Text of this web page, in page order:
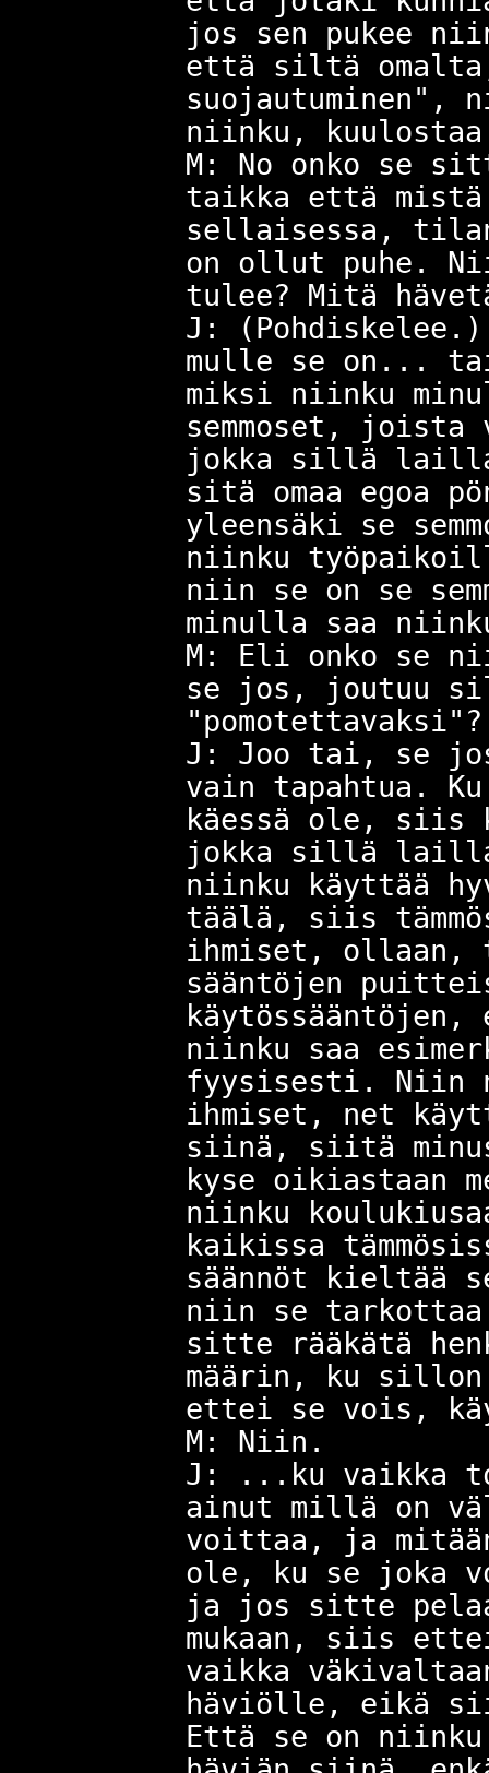
jos sen pukee
että siltä
niinku,
M: No onko se
taikka että mistä
sellaisessa,
on ollut puhe.
tulee? Mitä
J:
mulle se on...
miksi niinku
semmoset,
jokka sillä
sitä omaa egoa
yleensäki se
niinku
niin se on se
minulla saa
M: Eli onko se
se jos, joutuu
"pomotettavaksi"?
J: Joo tai, se
vain tapahtua.
käessä ole, siis
jokka sillä
niinku käyttää
täälä, siis
ihmiset, ollaan,
sääntöjen
niinku saa
fyysisesti. Niin
ihmiset, net
siinä, siitä
kyse oikiastaan
niinku
kaikissa
säännöt kieltää
niin se
sitte rääkätä
määrin, ku
ettei se vois,
M: Niin.
J: ...ku vaikka
ainut millä on
voittaa, ja
ole, ku se joka
ja jos sitte
mukaan, siis
vaikka
häviölle, eikä
Että se on